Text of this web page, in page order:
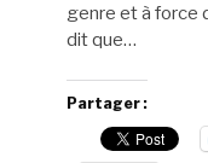
genre et à force
dit que…
Partager :